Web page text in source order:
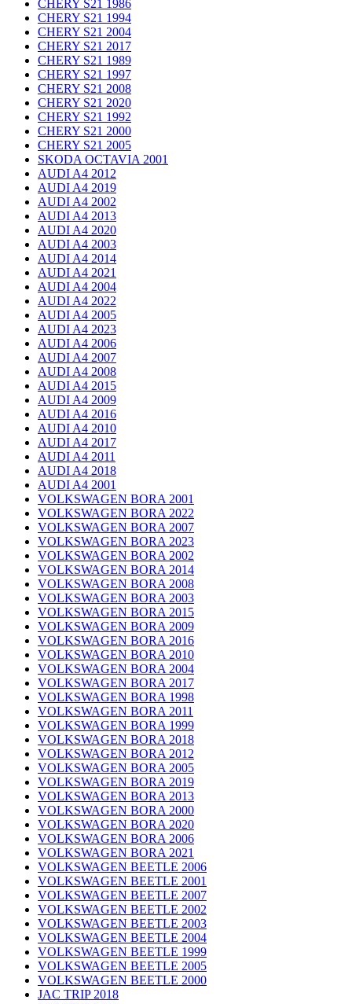
CHERY S21 1986
CHERY S21 1994
CHERY S21 2004
CHERY S21 2017
CHERY S21 1989
CHERY S21 1997
CHERY S21 2008
CHERY S21 2020
CHERY S21 1992
CHERY S21 2000
CHERY S21 2005
SKODA OCTAVIA 2001
AUDI A4 2012
AUDI A4 2019
AUDI A4 2002
AUDI A4 2013
AUDI A4 2020
AUDI A4 2003
AUDI A4 2014
AUDI A4 2021
AUDI A4 2004
AUDI A4 2022
AUDI A4 2005
AUDI A4 2023
AUDI A4 2006
AUDI A4 2007
AUDI A4 2008
AUDI A4 2015
AUDI A4 2009
AUDI A4 2016
AUDI A4 2010
AUDI A4 2017
AUDI A4 2011
AUDI A4 2018
AUDI A4 2001
VOLKSWAGEN BORA 2001
VOLKSWAGEN BORA 2022
VOLKSWAGEN BORA 2007
VOLKSWAGEN BORA 2023
VOLKSWAGEN BORA 2002
VOLKSWAGEN BORA 2014
VOLKSWAGEN BORA 2008
VOLKSWAGEN BORA 2003
VOLKSWAGEN BORA 2015
VOLKSWAGEN BORA 2009
VOLKSWAGEN BORA 2016
VOLKSWAGEN BORA 2010
VOLKSWAGEN BORA 2004
VOLKSWAGEN BORA 2017
VOLKSWAGEN BORA 1998
VOLKSWAGEN BORA 2011
VOLKSWAGEN BORA 1999
VOLKSWAGEN BORA 2018
VOLKSWAGEN BORA 2012
VOLKSWAGEN BORA 2005
VOLKSWAGEN BORA 2019
VOLKSWAGEN BORA 2013
VOLKSWAGEN BORA 2000
VOLKSWAGEN BORA 2020
VOLKSWAGEN BORA 2006
VOLKSWAGEN BORA 2021
VOLKSWAGEN BEETLE 2006
VOLKSWAGEN BEETLE 2001
VOLKSWAGEN BEETLE 2007
VOLKSWAGEN BEETLE 2002
VOLKSWAGEN BEETLE 2003
VOLKSWAGEN BEETLE 2004
VOLKSWAGEN BEETLE 1999
VOLKSWAGEN BEETLE 2005
VOLKSWAGEN BEETLE 2000
JAC TRIP 2018